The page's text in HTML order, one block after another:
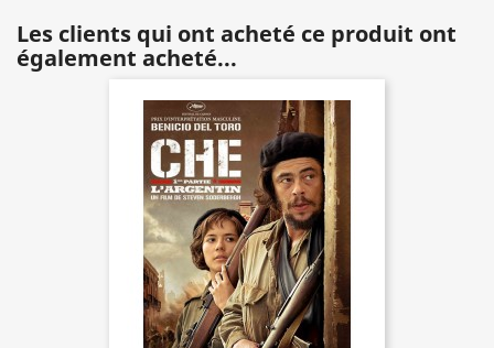
Les clients qui ont acheté ce produit ont
également acheté...